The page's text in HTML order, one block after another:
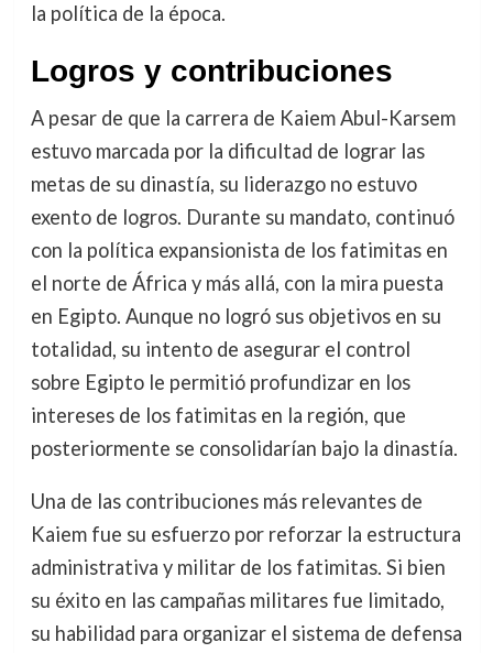
la política de la época.
Logros y contribuciones
A pesar de que la carrera de Kaiem Abul-Karsem
estuvo marcada por la dificultad de lograr las
metas de su dinastía, su liderazgo no estuvo
exento de logros. Durante su mandato, continuó
con la política expansionista de los fatimitas en
el norte de África y más allá, con la mira puesta
en Egipto. Aunque no logró sus objetivos en su
totalidad, su intento de asegurar el control
sobre Egipto le permitió profundizar en los
intereses de los fatimitas en la región, que
posteriormente se consolidarían bajo la dinastía.
Una de las contribuciones más relevantes de
Kaiem fue su esfuerzo por reforzar la estructura
administrativa y militar de los fatimitas. Si bien
su éxito en las campañas militares fue limitado,
su habilidad para organizar el sistema de defensa